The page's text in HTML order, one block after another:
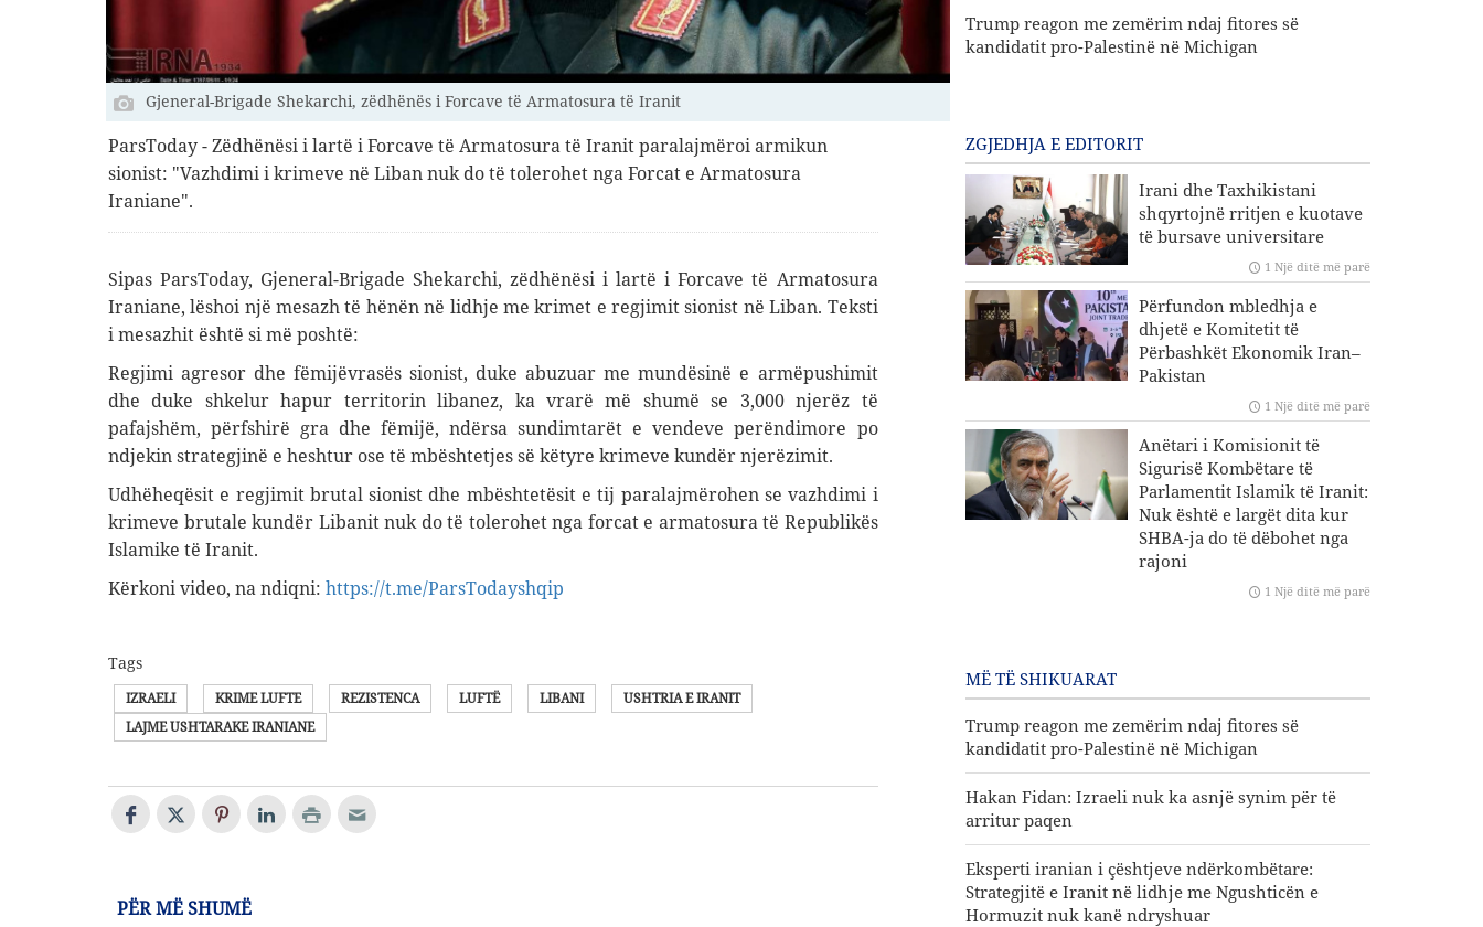
Gjeneral-Brigade Shekarchi, zëdhënës i Forcave të Armatosura të Iranit
ParsToday - Zëdhënësi i lartë i Forcave të Armatosura të Iranit paralajmëroi armikun
sionist: "Vazhdimi i krimeve në Liban nuk do të tolerohet nga Forcat e Armatosura
Iraniane".
Sipas ParsToday, Gjeneral-Brigade Shekarchi, zëdhënësi i lartë i Forcave të Armatosura
Iraniane, lëshoi ​​një mesazh të hënën në lidhje me krimet e regjimit sionist në Liban. Teksti
i mesazhit është si më poshtë:
Regjimi agresor dhe fëmijëvrasës sionist, duke abuzuar me mundësinë e armëpushimit
dhe duke shkelur hapur territorin libanez, ka vrarë më shumë se 3,000 njerëz të
pafajshëm, përfshirë gra dhe fëmijë, ndërsa sundimtarët e vendeve perëndimore po
ndjekin strategjinë e heshtur ose të mbështetjes së këtyre krimeve kundër njerëzimit.
Udhëheqësit e regjimit brutal sionist dhe mbështetësit e tij paralajmërohen se vazhdimi i
krimeve brutale kundër Libanit nuk do të tolerohet nga forcat e armatosura të Republikës
Islamike të Iranit.
Kërkoni video, na ndiqni: https://t.me/ParsTodayshqip
Tags
IZRAELI KRIME LUFTE REZISTENCA LUFTË LIBANI
USHTRIA E IRANIT
LAJME USHTARAKE IRANIANE
PËR MË SHUMË
Trump reagon me zemërim ndaj fitores së
kandidatit pro-Palestinë në Michigan
ZGJEDHJA E EDITORIT
Irani dhe Taxhikistani
shqyrtojnë rritjen e kuotave
të bursave universitare
1 Një ditë më parë
Përfundon mbledhja e
dhjetë e Komitetit të
Përbashkët Ekonomik Iran–
Pakistan
1 Një ditë më parë
Anëtari i Komisionit të
Sigurisë Kombëtare të
Parlamentit Islamik të Iranit:
Nuk është e largët dita kur
SHBA-ja do të dëbohet nga
rajoni
1 Një ditë më parë
MË TË SHIKUARAT
Trump reagon me zemërim ndaj fitores së
kandidatit pro-Palestinë në Michigan
Hakan Fidan: Izraeli nuk ka asnjë synim për të
arritur paqen
Eksperti iranian i çështjeve ndërkombëtare:
Strategjitë e Iranit në lidhje me Ngushticën e
Hormuzit nuk kanë ndryshuar